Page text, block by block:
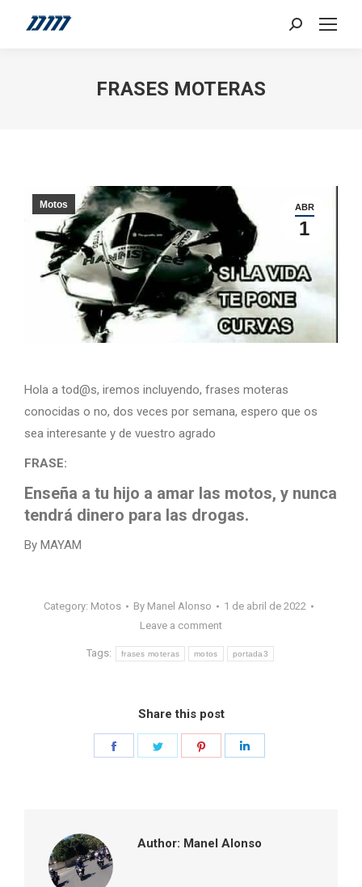
Search:
FRASES MOTERAS
ABR
1
Motos
Hola a tod@s, iremos incluyendo, frases moteras
conocidas o no, dos veces por semana, espero que os
sea interesante y de vuestro agrado
FRASE:
Enseña a tu hijo a amar las motos, y nunca
tendrá dinero para las drogas.
By MAYAM
Category: Motos By Manel Alonso
1 de abril de 2022
Leave a comment
Tags: frases moteras motos portada3
Share this post
Author: Manel Alonso